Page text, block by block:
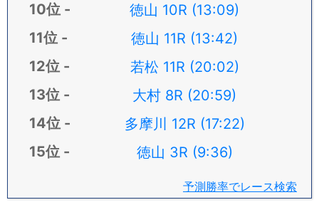
徳山 10R (13:09)
徳山 11R (13:42)
若松 11R (20:02)
大村 8R (20:59)
多摩川 12R (17:22)
徳山 3R (9:36)
予測勝率でレース検索